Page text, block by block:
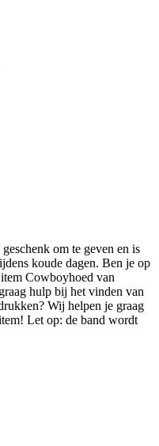
om te geven en is
koude dagen. Ben je op
Cowboyhoed van
hulp bij het vinden van
Wij helpen je graag
Let op: de band wordt